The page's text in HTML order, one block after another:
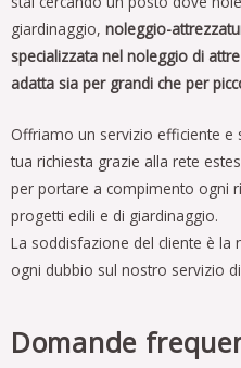
giardinaggio, noleggio-
specializzata nel noleggio di
adatta sia per grandi che per
Offriamo un servizio efficiente e
tua richiesta grazie alla rete
per portare a compimento ogni
progetti edili e di giardinaggio.
La soddisfazione del cliente è la
ogni dubbio sul nostro servizio di
Domande